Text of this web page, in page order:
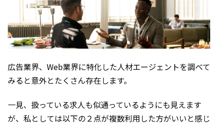
広告業界、Web業界に特化した人材エージェントを調べて
みると意外とたくさん存在します。
一見、扱っている求人も似通っているようにも見えます
が、私としては以下の２点が複数利用した方がいいと感じ